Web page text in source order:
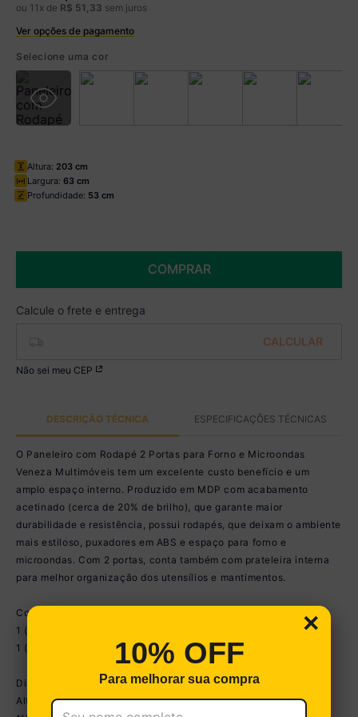
ou 11 x de R$ 51 33 sem juros
Ver opções de pagamento
Boleto
R$ 493,99 à vista no Boleto
Você economiza
Selecione uma cor
Altura: 203 cm
Largura: 63 cm
Profundidade: 53 cm
COMPRAR
Não sei meu CEP
DESCRIÇÃO TÉCNICA ESPECIFICAÇÕES TÉCNICAS
O Paneleiro com Rodapé 2 Portas para Forno e Microondas
Veneza Multimóveis tem um excelente custo benefício e um
amplo espaço interno. Produzido em MDP com acabamento
acetinado (cerca de 20% de brilho), que garante maior
durabilidade e resistência, possui rodapés, que deixam o ambiente
mais estiloso, puxadores em ABS e espaço para forno e
microondas. Com 2 portas, conta também com prateleira interna
para melhor organização dos utensílios e mantimentos.
Conteúdo da Embalagem:
1 (um) armário para forno e microondas 62cm
1 (um) kit com rodapés
Dimensões do produto montado:
Altura: 203cm | Largura: 62cm | Profundidade: 53cm
×
10% OFF
Para melhorar sua compra